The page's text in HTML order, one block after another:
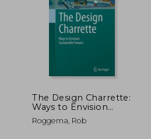
40%
dcto.
The Design Charrette:
Ways to Envision
Sustainable Futures
(en Inglés)
Roggema, Rob